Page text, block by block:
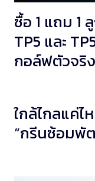
ซื้อ 1 แถม 1
TP5 และ
กอล์ฟตัวจริ
ใกล้ไกลแค่ไ
“กรีนซ้อม